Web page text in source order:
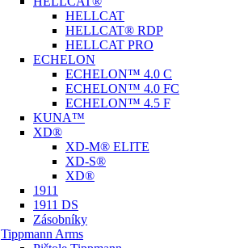
HELLCAT
HELLCAT® RDP
HELLCAT PRO
ECHELON
ECHELON™ 4.0 C
ECHELON™ 4.0 FC
ECHELON™ 4.5 F
KUNA™
XD®
XD-M® ELITE
XD-S®
XD®
1911
1911 DS
Zásobníky
Tippmann Arms